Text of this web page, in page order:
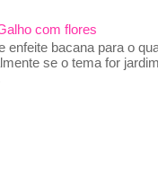
com flores
enfeite bacana para o
se o tema for